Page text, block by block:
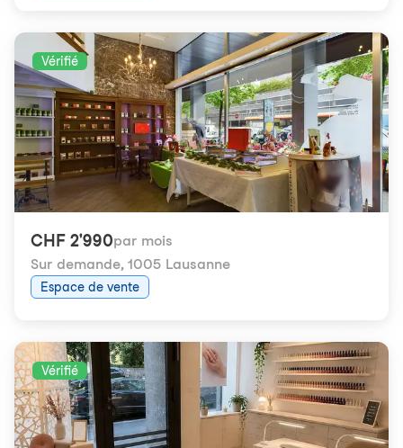
Vérifié
CHF 2'990par mois
Sur demande, 1005 Lausanne
Espace de vente
Vérifié